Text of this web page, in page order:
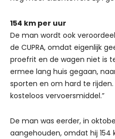
154 km per uur
De man wordt ook
de CUPRA, omdat eigenlijk
proefrit en de wagen niet is
ermee lang huis gegaan,
sporten en om hard te
kosteloos vervoersmiddel.”
De man was eerder, in
aangehouden, omdat hij